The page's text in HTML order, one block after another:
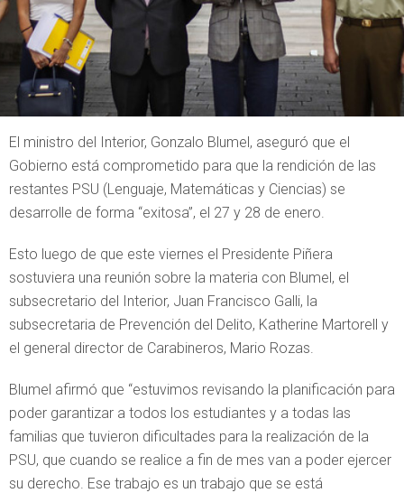
El ministro del Interior, Gonzalo Blumel, aseguró que el
Gobierno está comprometido para que la rendición de las
restantes PSU (Lenguaje, Matemáticas y Ciencias) se
desarrolle de forma “exitosa”, el 27 y 28 de enero.
Esto luego de que este viernes el Presidente Piñera
sostuviera una reunión sobre la materia con Blumel, el
subsecretario del Interior, Juan Francisco Galli, la
subsecretaria de Prevención del Delito, Katherine Martorell y
el general director de Carabineros, Mario Rozas.
Blumel afirmó que “estuvimos revisando la planificación para
poder garantizar a todos los estudiantes y a todas las
familias que tuvieron dificultades para la realización de la
PSU, que cuando se realice a fin de mes van a poder ejercer
su derecho. Ese trabajo es un trabajo que se está